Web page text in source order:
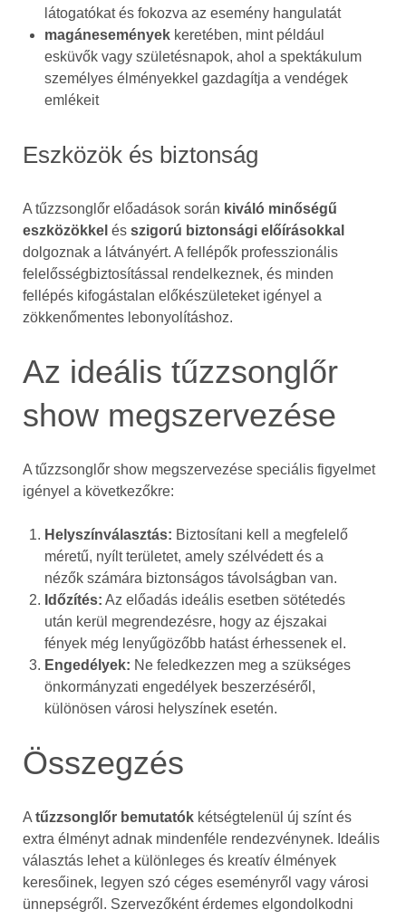
látogatókat és fokozva az esemény hangulatát
magáneseményekkeretében, mint például
esküvők vagy születésnapok, ahol a spektákulum
személyes élményekkel gazdagítja a vendégek
emlékeit
Eszközök és biztonság
A tűzzsonglőr előadások során kiváló minőségű
eszközökkel és szigorú biztonsági előírásokkal
dolgoznak a látványért. A fellépők professzionális
felelősségbiztosítással rendelkeznek, és minden
fellépés kifogástalan előkészületeket igényel a
zökkenőmentes lebonyolításhoz.
Az ideális tűzzsonglőr
show megszervezése
A tűzzsonglőr show megszervezése speciális figyelmet
igényel a következőkre:
Helyszínválasztás: Biztosítani kell a megfelelő
méretű, nyílt területet, amely szélvédett és a
nézők számára biztonságos távolságban van.
Időzítés: Az előadás ideális esetben sötétedés
után kerül megrendezésre, hogy az éjszakai
fények még lenyűgözőbb hatást érhessenek el.
Engedélyek: Ne feledkezzen meg a szükséges
önkormányzati engedélyek beszerzéséről,
különösen városi helyszínek esetén.
Összegzés
A tűzzsonglőr bemutatókkétségtelenül új színt és
extra élményt adnak mindenféle rendezvénynek. Ideális
választás lehet a különleges és kreatív élmények
keresőinek, legyen szó céges eseményről vagy városi
ünnepségről. Szervezőként érdemes elgondolkodni